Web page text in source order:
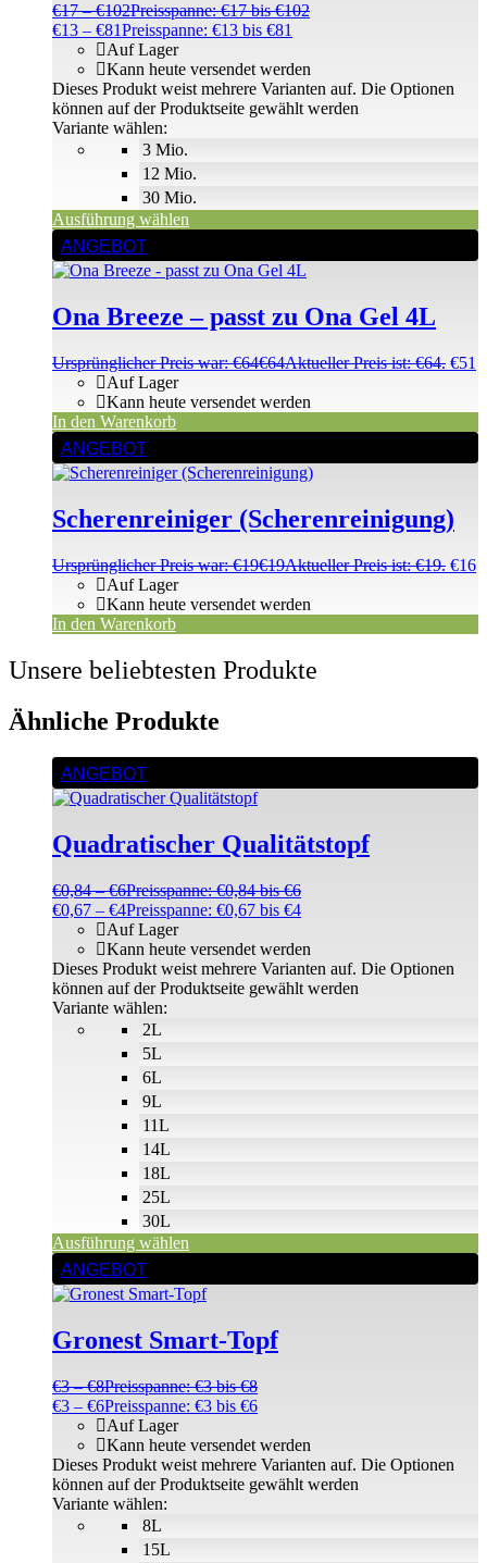
€17 –€102Preisspanne: €17 bis €102
€13 – €81Preisspanne: €13 bis €81
3 Mio.
12 Mio.
30 Mio.
Auf Lager
Kann heute versendet werden
Variante wählen:
Ausführung wählen
Dieses Produkt weist mehrere Varianten auf. Die Optionen
können auf der Produktseite gewählt werden
ANGEBOT
Ona Breeze – passt zu Ona Gel 4L
Ursprünglicher Preis war: €64€64Aktueller Preis ist: €64. €51
Auf Lager
Kann heute versendet werden
In den Warenkorb
ANGEBOT
Scherenreiniger (Scherenreinigung)
Ursprünglicher Preis war: €19€19Aktueller Preis ist: €19. €16
Auf Lager
Kann heute versendet werden
In den Warenkorb
Unsere beliebtesten Produkte
Ähnliche Produkte
ANGEBOT
Quadratischer Qualitätstopf
€0,84 –€6Preisspanne: €0,84 bis €6
€0,67 – €4Preisspanne: €0,67 bis €4
2L
5L
6L
9L
11L
14L
18L
25L
30L
Auf Lager
Kann heute versendet werden
Variante wählen:
Ausführung wählen
Dieses Produkt weist mehrere Varianten auf. Die Optionen
können auf der Produktseite gewählt werden
ANGEBOT
Gronest Smart-Topf
€3 –€8Preisspanne: €3 bis €8
€3 – €6Preisspanne: €3 bis €6
8L
15L
Auf Lager
Kann heute versendet werden
Variante wählen:
Dieses Produkt weist mehrere Varianten auf. Die Optionen
können auf der Produktseite gewählt werden